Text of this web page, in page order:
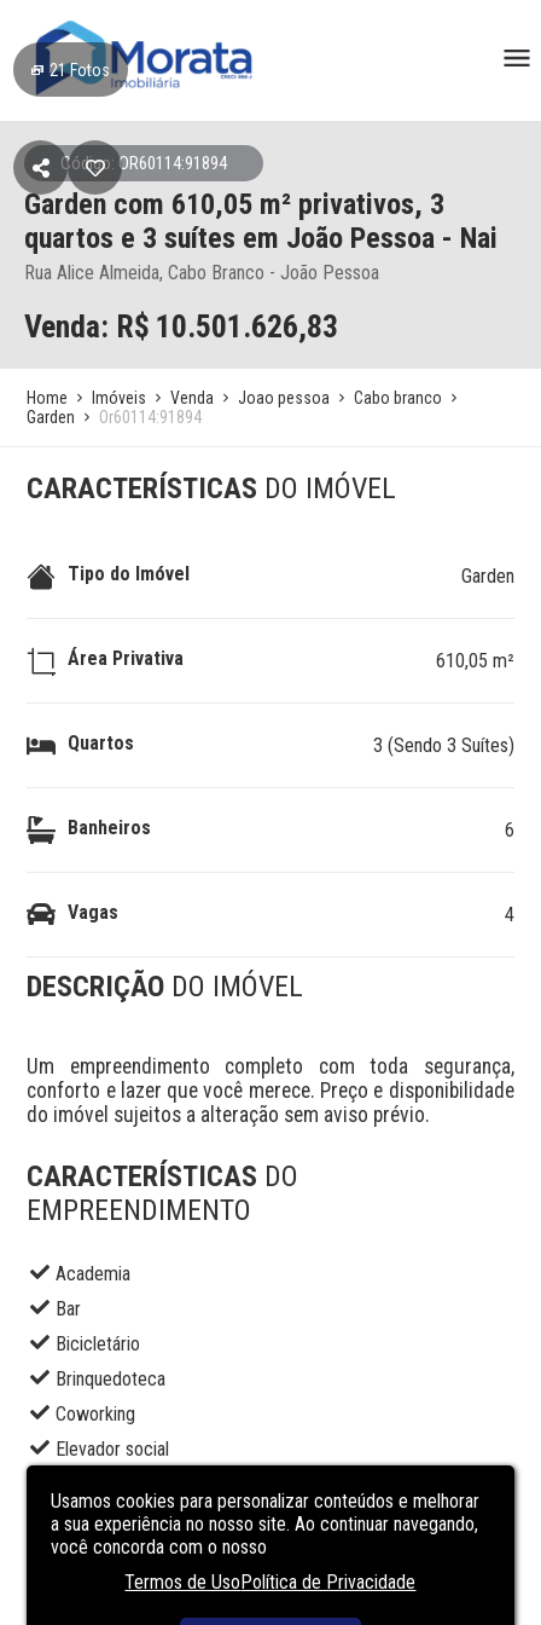
21Fotos
Código: OR60114:91894
Garden com 610,05 m² privativos, 3
quartos e 3 suítes em João Pessoa - Nai
Rua Alice Almeida, Cabo Branco - João Pessoa
Venda: R$ 10.501.626,83
Home Imóveis Venda Joao pessoa
Cabo branco
Garden
Or60114:91894
CARACTERÍSTICAS DO IMÓVEL
Tipo do Imóvel Garden
Área Privativa 610,05 m²
Quartos 3 (Sendo 3 Suítes)
Banheiros 6
Vagas 4
DESCRIÇÃO DO IMÓVEL
Um empreendimento completo com toda segurança,
conforto e lazer que você merece. Preço e disponibilidade
do imóvel sujeitos a alteração sem aviso prévio.
CARACTERÍSTICAS DO
EMPREENDIMENTO
Academia
Bar
Bicicletário
Brinquedoteca
Coworking
Elevador social
Lounge
Piscina adulto
Usamos cookies para personalizar conteúdos e melhorar
a sua experiência no nosso site. Ao continuar navegando,
você concorda com o nosso
Termos de UsoPolítica de Privacidade